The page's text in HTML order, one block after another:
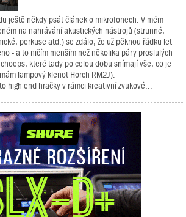
ještě někdy psát článek o mikrofonech. V mém
na nahrávání akustických nástrojů (strunné,
perkuse atd.) se zdálo, že už pěknou řádku let
- a to ničím menším než několika páry proslulých
které tady po celou dobu snímají vše, co je
lampový klenot Horch RM2J).
high end hračky v rámci kreativní zvukové...